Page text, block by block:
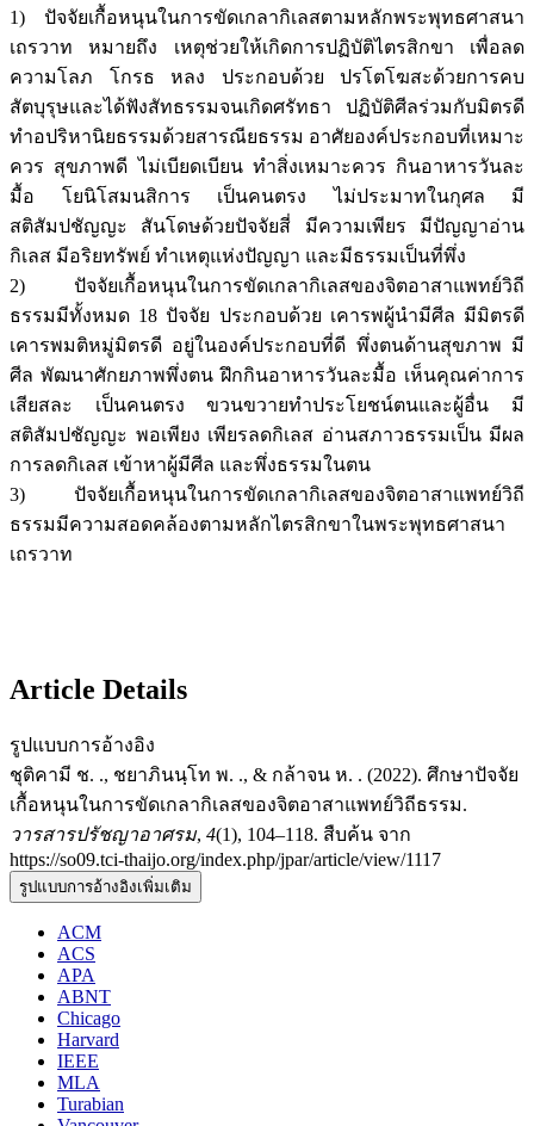
1) ปัจจัยเกื้อหนุนในการขัดเกลากิเลสตามหลักพระพุทธศาสนา
เถรวาท หมายถึง เหตุช่วยให้เกิดการปฏิบัติไตรสิกขา เพื่อลด
ความโลภ โกรธ หลง ประกอบด้วย ปรโตโฆสะด้วยการคบ
สัตบุรุษและได้ฟังสัทธรรมจนเกิดศรัทธา ปฏิบัติศีลร่วมกับมิตรดี
ทำอปริหานิยธรรมด้วยสารณียธรรม อาศัยองค์ประกอบที่เหมาะ
ควร สุขภาพดี ไม่เบียดเบียน ทำสิ่งเหมาะควร กินอาหารวันละ
มื้อ โยนิโสมนสิการ เป็นคนตรง ไม่ประมาทในกุศล มี
สติสัมปชัญญะ สันโดษด้วยปัจจัยสี่ มีความเพียร มีปัญญาอ่าน
กิเลส มีอริยทรัพย์ ทำเหตุแห่งปัญญา และมีธรรมเป็นที่พึ่ง
2) ปัจจัยเกื้อหนุนในการขัดเกลากิเลสของจิตอาสาแพทย์วิถี
ธรรมมีทั้งหมด 18 ปัจจัย ประกอบด้วย เคารพผู้นำมีศีล มีมิตรดี
เคารพมติหมู่มิตรดี อยู่ในองค์ประกอบที่ดี พึ่งตนด้านสุขภาพ มี
ศีล พัฒนาศักยภาพพึ่งตน ฝึกกินอาหารวันละมื้อ เห็นคุณค่าการ
เสียสละ เป็นคนตรง ขวนขวายทำประโยชน์ตนและผู้อื่น มี
สติสัมปชัญญะ พอเพียง เพียรลดกิเลส อ่านสภาวธรรมเป็น มีผล
การลดกิเลส เข้าหาผู้มีศีล และพึ่งธรรมในตน
3) ปัจจัยเกื้อหนุนในการขัดเกลากิเลสของจิตอาสาแพทย์วิถี
ธรรมมีความสอดคล้องตามหลักไตรสิกขาในพระพุทธศาสนา
เถรวาท
Article Details
รูปแบบการอ้างอิง
ชุติคามี ช. ., ชยาภินนฺโท พ. ., & กล้าจน ห. . (2022). ศึกษาปัจจัย
เกื้อหนุนในการขัดเกลากิเลสของจิตอาสาแพทย์วิถีธรรม.
วารสารปรัชญาอาศรม, 4(1), 104–118. สืบค้น จาก
https://so09.tci-thaijo.org/index.php/jpar/article/view/1117
รูปแบบการอ้างอิงเพิ่มเติม
ACM
ACS
APA
ABNT
Chicago
Harvard
IEEE
MLA
Turabian